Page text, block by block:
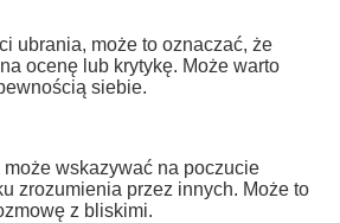
ubrania, może to oznaczać, że
ocenę lub krytykę. Może warto
siebie.
wskazywać na poczucie
zrozumienia przez innych. Może to
z bliskimi.